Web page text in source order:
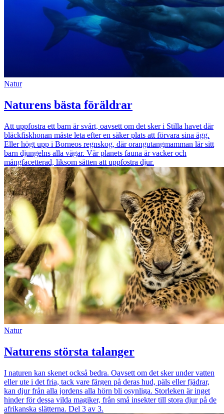
Natur
Naturens bästa föräldrar
Att uppfostra ett barn är svårt, oavsett om det sker i Stilla havet där
bläckfiskhonan måste leta efter en säker plats att förvara sina ägg.
Eller högt upp i Borneos regnskog, där orangutangmamman lär sitt
barn djungelns alla vägar. Vår planets fauna är vacker och
mångfacetterad, liksom sätten att uppfostra djur.
Natur
Naturens största talanger
I naturen kan skenet också bedra. Oavsett om det sker under vatten
eller ute i det fria, tack vare färgen på deras hud, päls eller fjädrar,
kan djur från alla jordens alla hörn bli osynliga. Storleken är inget
hinder för dessa vilda magiker, från små insekter till stora djur på de
afrikanska slätterna. Del 3 av 3.